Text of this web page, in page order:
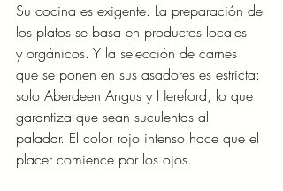
Su cocina es exigente. La preparación de
los platos se basa en productos locales
y orgánicos. Y la selección de carnes
que se ponen en sus asadores es estricta:
solo Aberdeen Angus y Hereford, lo que
garantiza que sean suculentas al
paladar. El color rojo intenso hace que el
placer comience por los ojos.